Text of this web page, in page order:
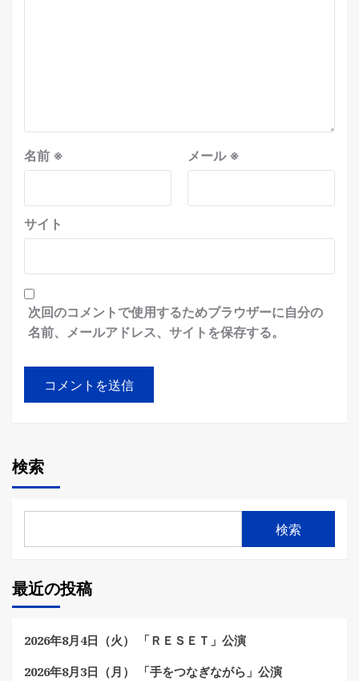
名前 ※ メール※
サイト
次回のコメントで使用するためブラウザーに自分の
名前、メールアドレス、サイトを保存する。
検索
検索
最近の投稿
2026年8月4日（火） 「ＲＥＳＥＴ」公演
2026年8月3日（月） 「手をつなぎながら」公演